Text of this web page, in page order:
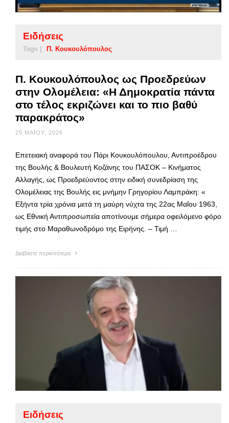
Ειδήσεις
Tags | Π. Κουκουλόπουλος
Π. Κουκουλόπουλος ως Προεδρεύων
στην Ολομέλεια: «Η Δημοκρατία πάντα
στο τέλος εκριζώνει και το πιο βαθύ
παρακράτος»
25 ΜΑΪ́ΟΥ, 2026
Επετειακή αναφορά του Πάρι Κουκουλόπουλου, Αντιπροέδρου
της Βουλής & Βουλευτή Κοζάνης του ΠΑΣΟΚ – Κινήματος
Αλλαγής, ως Προεδρεύοντος στην ειδική συνεδρίαση της
Ολομέλειας της Βουλής εις μνήμην Γρηγορίου Λαμπράκη: «
Εξήντα τρία χρόνια μετά τη μαύρη νύχτα της 22ας Μαΐου 1963,
ως Εθνική Αντιπροσωπεία αποτίνουμε σήμερα οφειλόμενο φόρο
τιμής στο Μαραθωνοδρόμο της Ειρήνης. – Τιμή …
Διαβάστε περισσότερα
Ειδήσεις